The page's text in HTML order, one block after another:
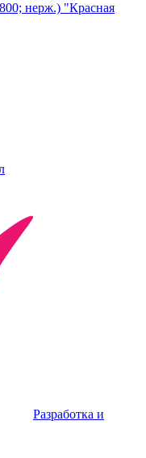
нерж.) "Красная
Разработка и